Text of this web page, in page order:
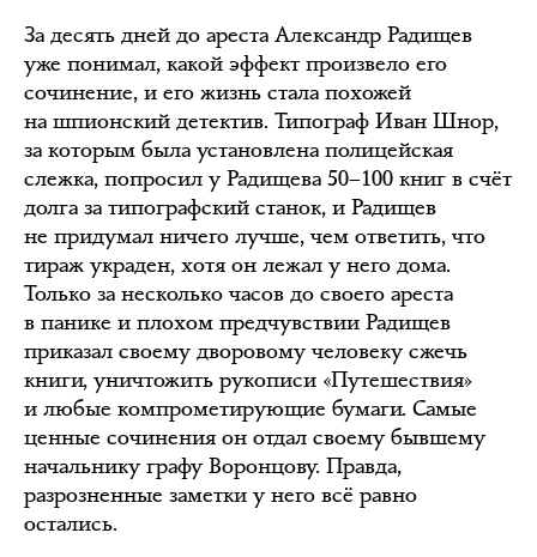
За десять дней до ареста Александр Радищев
уже понимал, какой эффект произвело его
сочинение, и его жизнь стала похожей
на шпионский детектив. Типограф Иван Шнор,
за которым была установлена полицейская
слежка, попросил у Радищева 50–100 книг в счёт
долга за типографский станок, и Радищев
не придумал ничего лучше, чем ответить, что
тираж украден, хотя он лежал у него дома.
Только за несколько часов до своего ареста
в панике и плохом предчувствии Радищев
приказал своему дворовому человеку сжечь
книги, уничтожить рукописи «Путешествия»
и любые компрометирующие бумаги. Самые
ценные сочинения он отдал своему бывшему
начальнику графу Воронцову. Правда,
разрозненные заметки у него всё равно
остались.